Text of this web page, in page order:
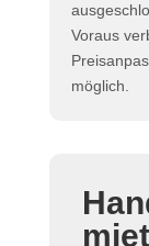
Voraus
möglich.